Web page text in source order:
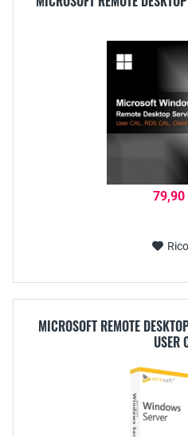
79,90
MICROSOFT REMOTE
USER